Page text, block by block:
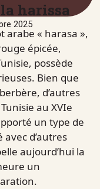
2025
harissa
arabe « harasa »,
épicée,
possède
Bien que
d’autres
au XVIe
un type de
d’autres
aujourd’hui la
un